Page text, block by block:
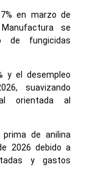
en marzo de
se
de fungicidas
y el desempleo
suavizando
orientada al
de anilina
2026 debido a
y gastos